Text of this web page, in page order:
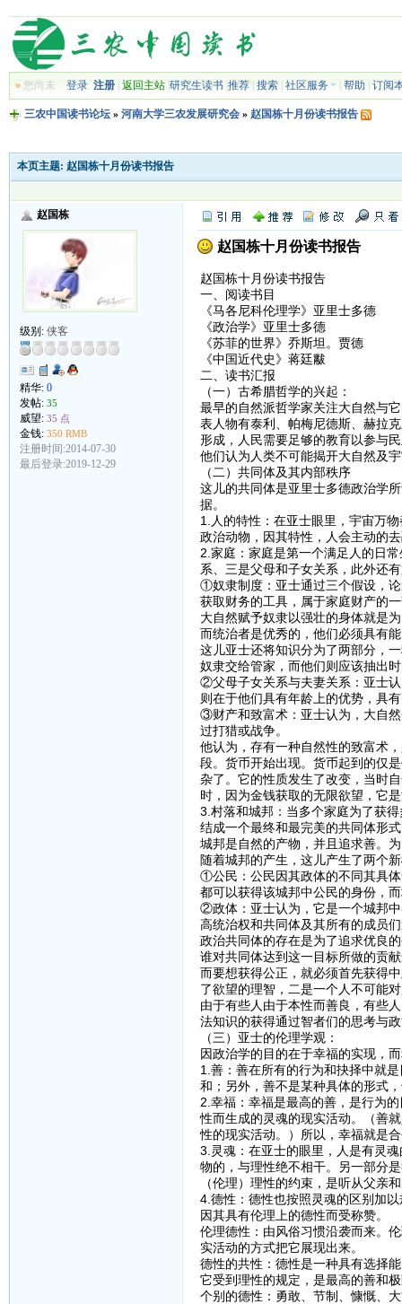
»您尚未 登录 注册| 返回主站| 研究生读书| 推荐| 搜索| 社区服务 帮助 订阅
三农中国读书论坛» 河南大学三农发展研究会» 赵国栋十月份读书报告
本页主题: 赵国栋十月份读书报告
赵国栋
级别: 侠客
精华: 0
发帖: 35
威望: 35 点
金钱: 350 RMB
注册时间:2014-07-30
最后登录:2019-12-29
赵国栋十月份读书报告
赵国栋十月份读书报告
一、阅读书目
《马各尼科伦理学》亚里士多德
《政治学》亚里士多德
《苏菲的世界》乔斯坦。贾德
《中国近代史》蒋廷黻
二、读书汇报
（一）古希腊哲学的兴起：
最早的自然派哲学家关注大自然与
表人物有泰利、帕梅尼德斯、赫拉
形成，人民需要足够的教育以参与
他们认为人类不可能揭开大自然及
（二）共同体及其内部秩序
这儿的共同体是亚里士多德政治学
据。
1.人的特性：在亚士眼里，宇宙万
政治动物，因其特性，人会主动的
2.家庭：家庭是第一个满足人的日
系、三是父母和子女关系，此外还
①奴隶制度：亚士通过三个假设，
获取财务的工具，属于家庭财产的
大自然赋予奴隶以强壮的身体就是
而统治者是优秀的，他们必须具有
这儿亚士还将知识分为了两部分，
奴隶交给管家，而他们则应该抽出
②父母子女关系与夫妻关系：亚士
则在于他们具有年龄上的优势，具
③财产和致富术：亚士认为，大自
过打猎或战争。
他认为，存有一种自然性的致富术
段。货币开始出现。货币起到的仅
杂了。它的性质发生了改变，当时
时，因为金钱获取的无限欲望，它
3.村落和城邦：当多个家庭为了获
结成一个最终和最完美的共同体形
城邦是自然的产物，并且追求善。
随着城邦的产生，这儿产生了两个
①公民：公民因其政体的不同其具
都可以获得该城邦中公民的身份，
②政体：亚士认为，它是一个城邦
高统治权和共同体及其所有的成员
政治共同体的存在是为了追求优良
谁对共同体达到这一目标所做的贡
而要想获得公正，就必须首先获得
了欲望的理智，二是一个人不可能
由于有些人由于本性而善良，有些
法知识的获得通过智者们的思考与
（三）亚士的伦理学观：
因政治学的目的在于幸福的实现，
1.善：善在所有的行为和抉择中就
和；另外，善不是某种具体的形式
2.幸福：幸福是最高的善，是行为
性而生成的灵魂的现实活动。（善
性的现实活动。）所以，幸福就是
3.灵魂：在亚士的眼里，人是有灵
物的，与理性绝不相干。另一部分
（伦理）理性的约束，是听从父亲
4.德性：德性也按照灵魂的区别加
因其具有伦理上的德性而受称赞。
伦理德性：由风俗习惯沿袭而来。
实活动的方式把它展现出来。
德性的共性：德性是一种具有选择
它受到理性的规定，是最高的善和
个别的德性：勇敢、节制、慷慨、